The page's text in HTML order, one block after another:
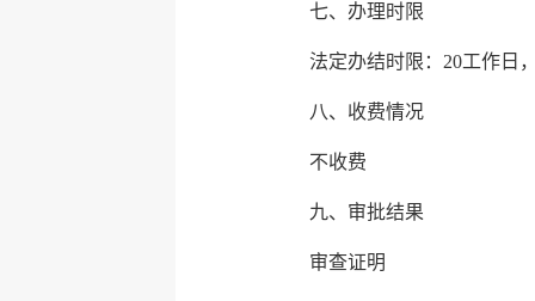
七、办理时限
法定办结时限：20工作日
八、收费情况
不收费
九、审批结果
审查证明